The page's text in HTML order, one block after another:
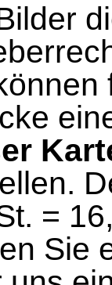
=
Sie